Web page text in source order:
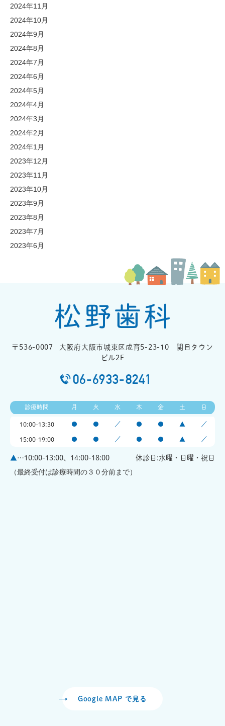
2024年11月
2024年10月
2024年9月
2024年8月
2024年7月
2024年6月
2024年5月
2024年4月
2024年3月
2024年2月
2024年1月
2023年12月
2023年11月
2023年10月
2023年9月
2023年8月
2023年7月
2023年6月
〒536-0007
大阪府大阪市城東区成育5-23-10 関目タウン
ビル2F
06-6933-8241
診療時間 月 火 水 木 金 土 日
10:00-13:30 ● ● ／ ● ● ▲ ／
15:00-19:00 ● ● ／ ● ● ▲ ／
▲…10:00-13:00、14:00-18:00 休診日:水曜・日曜・祝日
（最終受付は診療時間の３０分前まで）
Google MAP で見る